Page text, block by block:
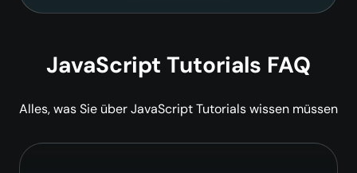
JavaScript Tutorials FAQ
Alles, was Sie über JavaScript Tutorials wissen müssen